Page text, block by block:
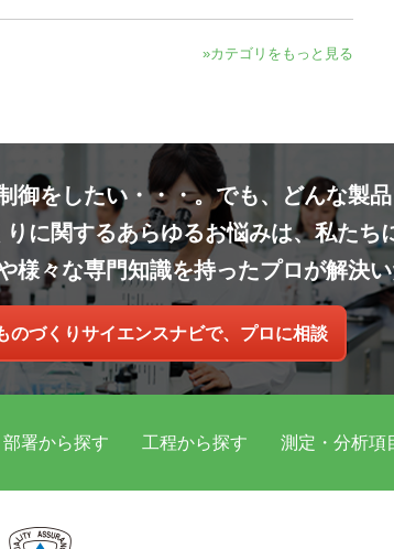
»カテゴリをもっと見る
御をしたい・・・。でも、どんな製
に関するあらゆるお悩みは、私たち
様々な専門知識を持ったプロが解決
のづくりサイエンスナビで、プロに相談
部署から探す 工程から探す 測定・分析項